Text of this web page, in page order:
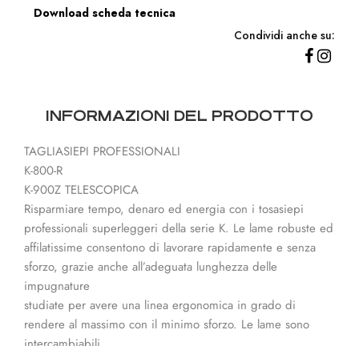
Download scheda tecnica
Condividi anche su:
INFORMAZIONI DEL PRODOTTO
TAGLIASIEPI PROFESSIONALI
K-800-R
K-900Z TELESCOPICA
Risparmiare tempo, denaro ed energia con i tosasiepi
professionali superleggeri della serie K. Le lame robuste ed
affilatissime consentono di lavorare rapidamente e senza
sforzo, grazie anche all’adeguata lunghezza delle
impugnature
studiate per avere una linea ergonomica in grado di
rendere al massimo con il minimo sforzo. Le lame sono